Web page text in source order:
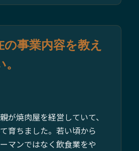
事業内容を教え
が焼肉屋を経営していて、
育ちました。若い頃から
マンではなく飲食業をや